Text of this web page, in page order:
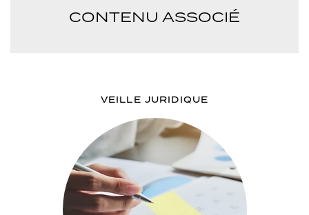
CONTENU ASSOCIÉ
VEILLE JURIDIQUE